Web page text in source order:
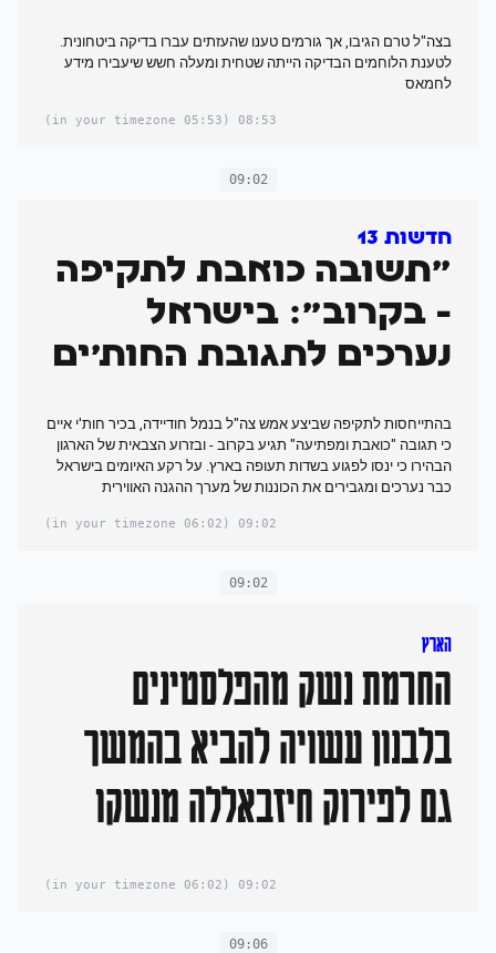
בצה"ל טרם הגיבו, אך גורמים טענו שהעזתים עברו בדיקה ביטחונית.
לטענת הלוחמים הבדיקה הייתה שטחית ומעלה חשש שיעבירו מידע
לחמאס
08:53
(05:53 in your timezone)
09:02
חדשות 13
"תשובה כואבת לתקיפה
- בקרוב": בישראל
נערכים לתגובת החות'ים
בהתייחסות לתקיפה שביצע אמש צה"ל בנמל חודיידה, בכיר חות'י איים
כי תגובה "כואבת ומפתיעה" תגיע בקרוב - ובזרוע הצבאית של הארגון
הבהירו כי ינסו לפגוע בשדות תעופה בארץ. על רקע האיומים בישראל
כבר נערכים ומגבירים את הכוננות של מערך ההגנה האווירית
09:02
(06:02 in your timezone)
09:02
הארץ
החרמת נשק מהפלסטינים
בלבנון עשויה להביא בהמשך
גם לפירוק חיזבאללה מנשקו
09:02
(06:02 in your timezone)
09:06